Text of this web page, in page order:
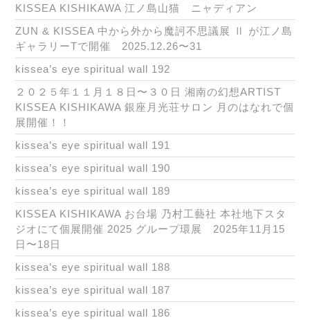
KISSEA KISHIKAWA 江ノ島山猫 ニャディアン
ZUN & KISSEA 中から外から魔訶不思議展 Ⅱ が江ノ島
ギャラリーTで開催 2025.12.26〜31
kissea’s eye spiritual wall 192
２０２５年１１月１８日〜３０日 湘南の幻想ARTIST
KISSEA KISHIKAWA 銀座月光荘サロン 月のはなれで個
展開催！！
kissea’s eye spiritual wall 191
kissea’s eye spiritual wall 190
kissea’s eye spiritual wall 189
KISSEA KISHIKAWA お台場 乃村工藝社 本社地下スタ
ジオにて個展開催 2025 グループ環展 2025年11月15
日〜18日
kissea’s eye spiritual wall 188
kissea’s eye spiritual wall 187
kissea’s eye spiritual wall 186